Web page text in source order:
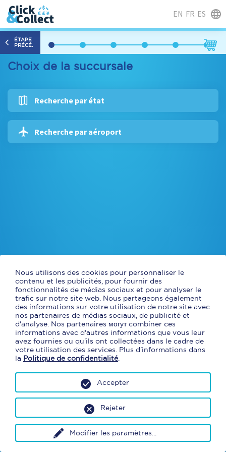
EN FR ES
ÉTAPE
PRÉCÉ.
Choix de la succursale
Recherche par état
Recherche par aéroport
Nous utilisons des cookies pour personnaliser le
contenu et les publicités, pour fournir des
fonctionnalités de médias sociaux et pour analyser le
trafic sur notre site web. Nous partageons également
des informations sur votre utilisation de notre site avec
nos partenaires de médias sociaux, de publicité et
d'analyse. Nos partenaires могут combiner ces
informations avec d'autres informations que vous leur
avez fournies ou qu'ils ont collectées dans le cadre de
votre utilisation des services. Plus d'informations dans
la Politique de confidentialité.
Modifier les paramètres
Rejeter
Accepter